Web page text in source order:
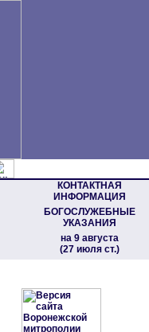
КОНТАКТНАЯ
ИНФОРМАЦИЯ
БОГОСЛУЖЕБНЫЕ
УКАЗАНИЯ
на 9 августа
(27 июля ст.)